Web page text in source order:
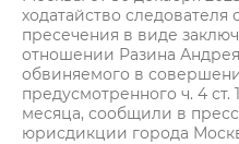
ходатайство
пресечения в виде
отношении Разина
обвиняемого в
предусмотренного ч. 4
месяца, сообщили в
юрисдикции города